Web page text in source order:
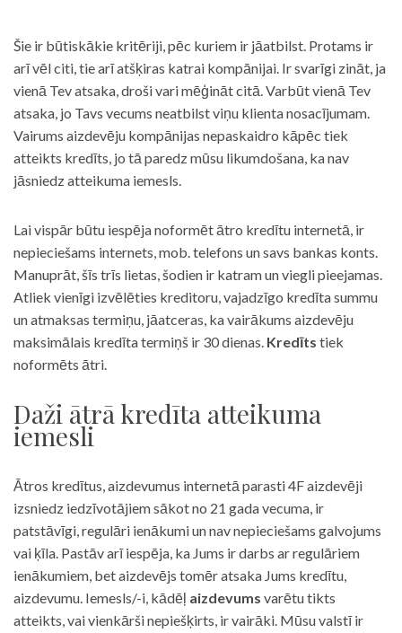
Šie ir būtiskākie kritēriji, pēc kuriem ir jāatbilst. Protams ir
arī vēl citi, tie arī atšķiras katrai kompānijai. Ir svarīgi zināt, ja
vienā Tev atsaka, droši vari mēģināt citā. Varbūt vienā Tev
atsaka, jo Tavs vecums neatbilst viņu klienta nosacījumam.
Vairums aizdevēju kompānijas nepaskaidro kāpēc tiek
atteikts kredīts, jo tā paredz mūsu likumdošana, ka nav
jāsniedz atteikuma iemesls.
Lai vispār būtu iespēja noformēt ātro kredītu internetā, ir
nepieciešams internets, mob. telefons un savs bankas konts.
Manuprāt, šīs trīs lietas, šodien ir katram un viegli pieejamas.
Atliek vienīgi izvēlēties kreditoru, vajadzīgo kredīta summu
un atmaksas termiņu, jāatceras, ka vairākums aizdevēju
maksimālais kredīta termiņš ir 30 dienas. Kredīts tiek
noformēts ātri.
Daži ātrā kredīta atteikuma
iemesli
Ātros kredītus, aizdevumus internetā parasti 4F aizdevēji
izsniedz iedzīvotājiem sākot no 21 gada vecuma, ir
patstāvīgi, regulāri ienākumi un nav nepieciešams galvojums
vai ķīla. Pastāv arī iespēja, ka Jums ir darbs ar regulāriem
ienākumiem, bet aizdevējs tomēr atsaka Jums kredītu,
aizdevumu. Iemesls/-i, kādēļ aizdevums varētu tikts
atteikts, vai vienkārši nepiešķirts, ir vairāki. Mūsu valstī ir